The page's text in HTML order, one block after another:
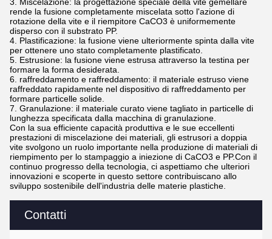
Contatti
rende la fusione completamente miscelata sotto l'azione di
rotazione della vite e il riempitore CaCO3 è uniformemente
disperso con il substrato PP.
Plastificazione: la fusione viene ulteriormente spinta dalla vite
per ottenere uno stato completamente plastificato.
Estrusione: la fusione viene estrusa attraverso la testina per
formare la forma desiderata.
raffreddamento e raffreddamento: il materiale estruso viene
raffreddato rapidamente nel dispositivo di raffreddamento per
formare particelle solide.
Granulazione: il materiale curato viene tagliato in particelle di
lunghezza specificata dalla macchina di granulazione.
Con la sua efficiente capacità produttiva e le sue eccellenti
prestazioni di miscelazione dei materiali, gli estrusori a doppia
vite svolgono un ruolo importante nella produzione di materiali di
riempimento per lo stampaggio a iniezione di CaCO3 e PP.Con il
continuo progresso della tecnologia, ci aspettiamo che ulteriori
innovazioni e scoperte in questo settore contribuiscano allo
sviluppo sostenibile dell'industria delle materie plastiche.